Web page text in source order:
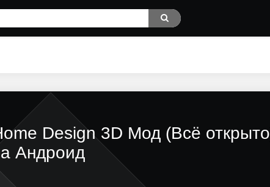
Design 3D Мод (Всё
Андроид